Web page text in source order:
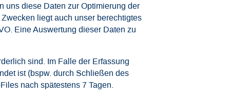
uns diese Daten zur Optimierung der
liegt auch unser berechtigtes
Eine Auswertung dieser Daten zu
sind. Im Falle der Erfassung
ist (bspw. durch Schließen des
nach spätestens 7 Tagen.